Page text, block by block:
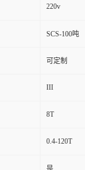
220v
SCS-100吨
可定制
III
8T
0.4-120T